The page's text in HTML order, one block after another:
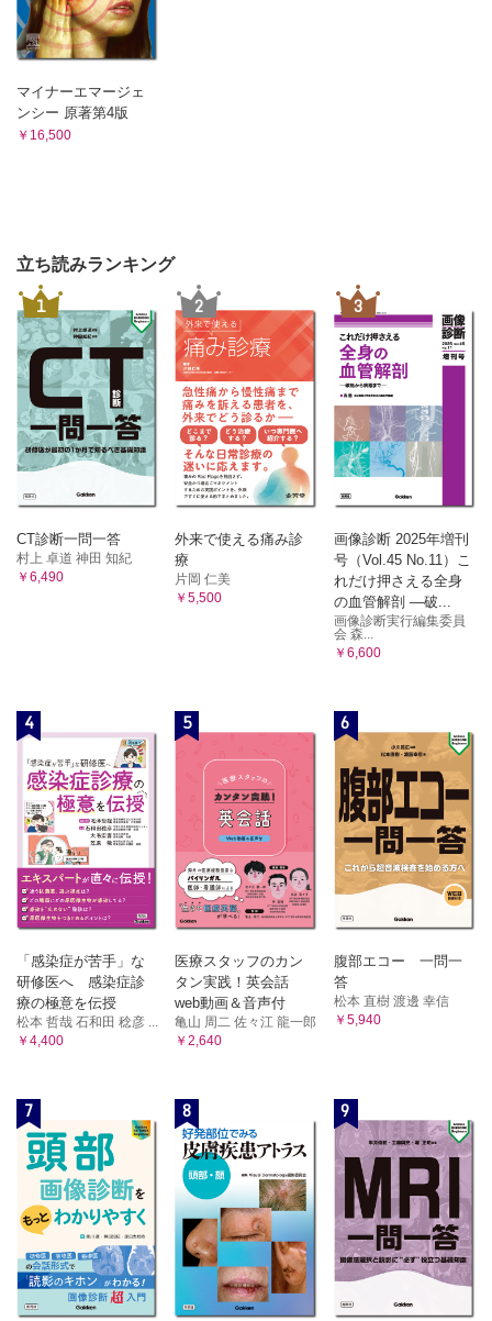
マイナーエマージェ
ンシー 原著第4版
￥16,500
立ち読みランキング
1
CT診断一問一答
村上 卓道 神田 知紀
￥6,490
2
外来で使える痛み診
療
片岡 仁美
￥5,500
3
画像診断 2025年増刊
号（Vol.45 No.11）こ
れだけ押さえる全身
の血管解剖 ―破...
画像診断実行編集委員
会 森...
￥6,600
4
「感染症が苦手」な
研修医へ 感染症診
療の極意を伝授
松本 哲哉 石和田 稔彦 ...
￥4,400
5
医療スタッフのカン
タン実践！英会話
web動画＆音声付
亀山 周二 佐々江 龍一郎
￥2,640
6
腹部エコー 一問一
答
松本 直樹 渡邊 幸信
￥5,940
7 8 9